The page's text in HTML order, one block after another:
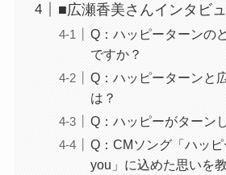
■広瀬香美さんインタビ
Q：ハッピーターンの
ですか？
Q：ハッピーターンと
は？
Q：ハッピーがターン
Q：CMソング「ハッ
you」に込めた思いを